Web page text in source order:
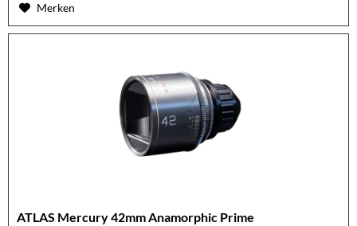
Merken
ATLAS Mercury 42mm Anamorphic Prime